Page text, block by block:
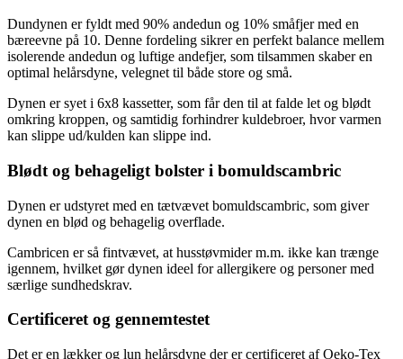
Dundynen er fyldt med 90% andedun og 10% småfjer med en
bæreevne på 10. Denne fordeling sikrer en perfekt balance mellem
isolerende andedun og luftige andefjer, som tilsammen skaber en
optimal helårsdyne, velegnet til både store og små.
Dynen er syet i 6x8 kassetter, som får den til at falde let og blødt
omkring kroppen, og samtidig forhindrer kuldebroer, hvor varmen
kan slippe ud/kulden kan slippe ind.
Blødt og behageligt bolster i bomuldscambric
Dynen er udstyret med en tætvævet bomuldscambric, som giver
dynen en blød og behagelig overflade.
Cambricen er så fintvævet, at husstøvmider m.m. ikke kan trænge
igennem, hvilket gør dynen ideel for allergikere og personer med
særlige sundhedskrav.
Certificeret og gennemtestet
Det er en lækker og lun helårsdyne der er certificeret af Oeko-Tex